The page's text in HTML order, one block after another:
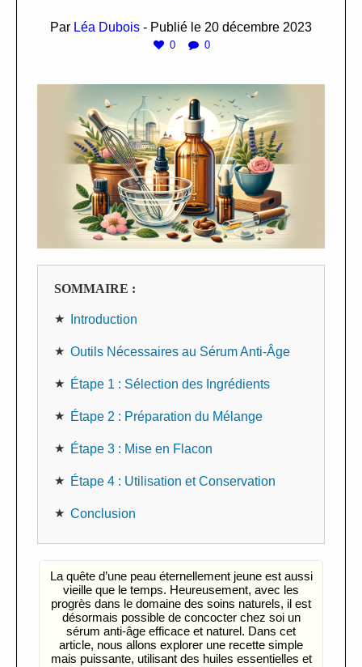
Par Léa Dubois - Publié le 20 décembre 2023
0 0
SOMMAIRE :
Introduction
Outils Nécessaires au Sérum Anti-Âge
Étape 1 : Sélection des Ingrédients
Étape 2 : Préparation du Mélange
Étape 3 : Mise en Flacon
Étape 4 : Utilisation et Conservation
Conclusion
La quête d’une peau éternellement jeune est aussi
vieille que le temps. Heureusement, avec les
progrès dans le domaine des soins naturels, il est
désormais possible de concocter chez soi un
sérum anti-âge efficace et naturel. Dans cet
article, nous allons explorer une recette simple
mais puissante, utilisant des huiles essentielles et